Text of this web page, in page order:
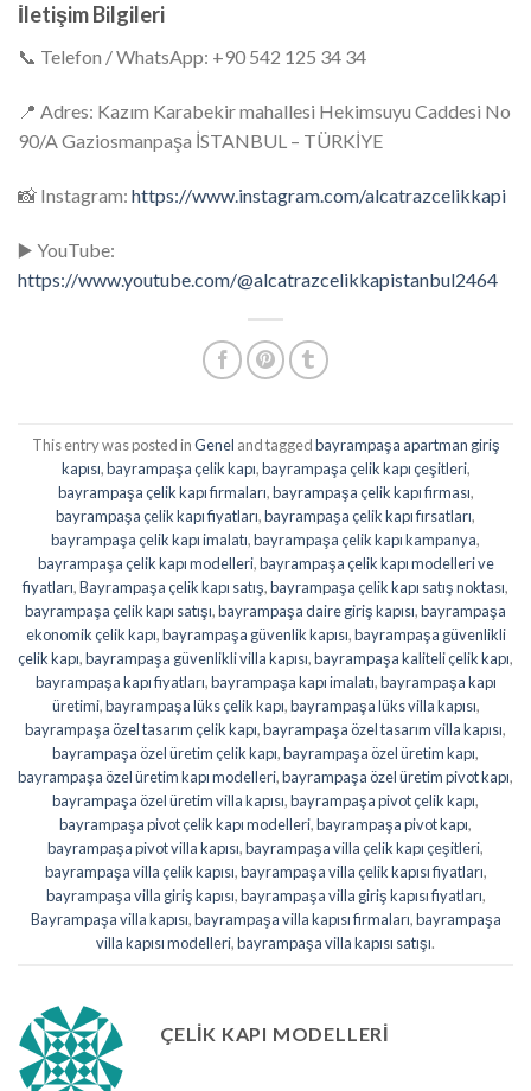
İletişim Bilgileri
📞 Telefon / WhatsApp: +90 542 125 34 34
📍 Adres: Kazım Karabekir mahallesi Hekimsuyu Caddesi No
90/A Gaziosmanpaşa İSTANBUL – TÜRKİYE
📸 Instagram: https://www.instagram.com/alcatrazcelikkapi
▶️ YouTube:
https://www.youtube.com/@alcatrazcelikkapistanbul2464
This entry was posted inGenel and taggedbayrampaşa apartman giriş
kapısı,bayrampaşa çelik kapı,bayrampaşa çelik kapı çeşitleri,
bayrampaşa çelik kapı firmaları,bayrampaşa çelik kapı firması,
bayrampaşa çelik kapı fiyatları,bayrampaşa çelik kapı fırsatları,
bayrampaşa çelik kapı imalatı,bayrampaşa çelik kapı kampanya,
bayrampaşa çelik kapı modelleri,bayrampaşa çelik kapı modelleri ve
fiyatları,Bayrampaşa çelik kapı satış,bayrampaşa çelik kapı satış noktası,
bayrampaşa çelik kapı satışı,bayrampaşa daire giriş kapısı,bayrampaşa
ekonomik çelik kapı,bayrampaşa güvenlik kapısı,bayrampaşa güvenlikli
çelik kapı,bayrampaşa güvenlikli villa kapısı,bayrampaşa kaliteli çelik kapı,
bayrampaşa kapı fiyatları,bayrampaşa kapı imalatı,bayrampaşa kapı
üretimi,bayrampaşa lüks çelik kapı,bayrampaşa lüks villa kapısı,
bayrampaşa özel tasarım çelik kapı,bayrampaşa özel tasarım villa kapısı,
bayrampaşa özel üretim çelik kapı,bayrampaşa özel üretim kapı,
bayrampaşa özel üretim kapı modelleri,bayrampaşa özel üretim pivot kapı,
bayrampaşa özel üretim villa kapısı,bayrampaşa pivot çelik kapı,
bayrampaşa pivot çelik kapı modelleri,bayrampaşa pivot kapı,
bayrampaşa pivot villa kapısı,bayrampaşa villa çelik kapı çeşitleri,
bayrampaşa villa çelik kapısı,bayrampaşa villa çelik kapısı fiyatları,
bayrampaşa villa giriş kapısı,bayrampaşa villa giriş kapısı fiyatları,
Bayrampaşa villa kapısı,bayrampaşa villa kapısı firmaları,bayrampaşa
villa kapısı modelleri,bayrampaşa villa kapısı satışı.
ÇELIK KAPI MODELLERI